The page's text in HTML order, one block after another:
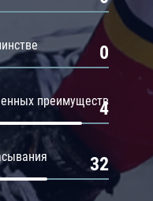
0
преимуществ
4
32